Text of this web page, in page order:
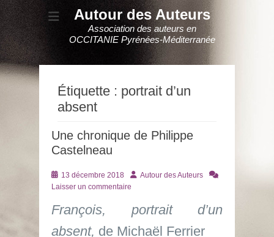
Autour des Auteurs
Association des auteurs en
OCCITANIE Pyrénées-Méditerranée
Étiquette : portrait d’un
absent
Une chronique de Philippe
Castelneau
Posté
le
13 décembre 2018 AuteurAutour des Auteurs
Laisser un commentaire
François, portrait d’un
absent, de Michaël Ferrier